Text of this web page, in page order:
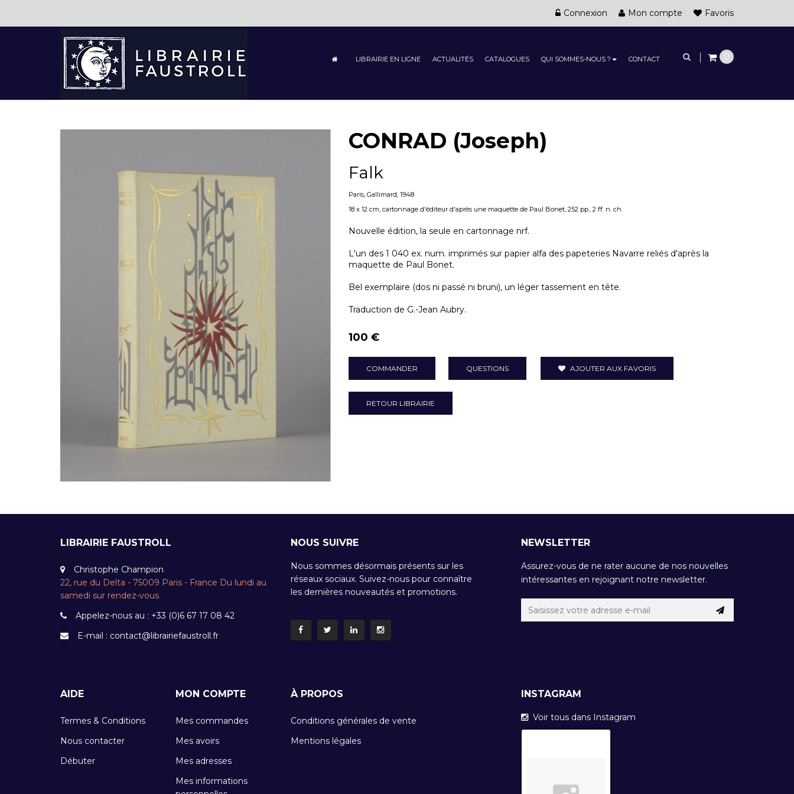
Connexion Mon compte Favoris
LIBRAIRIE EN LIGNE ACTUALITÉS CATALOGUES QUI SOMMES-NOUS ? CONTACT 0
CONRAD (Joseph)
Falk
Paris, Gallimard, 1948
18 x 12 cm, cartonnage d'éditeur d'après une maquette de Paul Bonet, 252 pp., 2 ff. n. ch.
Nouvelle édition, la seule en cartonnage nrf.
L'un des 1 040 ex. num. imprimés sur papier alfa des papeteries Navarre reliés d'après la
maquette de Paul Bonet.
Bel exemplaire (dos ni passé ni bruni), un léger tassement en tête.
Traduction de G.-Jean Aubry.
100 €
COMMANDER QUESTIONS AJOUTER AUX FAVORIS
RETOUR LIBRAIRIE
LIBRAIRIE FAUSTROLL
Christophe Champion
22, rue du Delta - 75009 Paris - France Du lundi au
samedi sur rendez-vous
Appelez-nous au : +33 (0)6 67 17 08 42
E-mail : contact@librairiefaustroll.fr
NOUS SUIVRE
Nous sommes désormais présents sur les
réseaux sociaux. Suivez-nous pour connaître
les dernières nouveautés et promotions.
NEWSLETTER
Assurez-vous de ne rater aucune de nos nouvelles
intéressantes en rejoignant notre newsletter.
AIDE
Termes & Conditions
Nous contacter
Débuter
MON COMPTE
Mes commandes
Mes avoirs
Mes adresses
Mes informations
À PROPOS
Conditions générales de vente
Mentions légales
INSTAGRAM
Voir tous dans Instagram